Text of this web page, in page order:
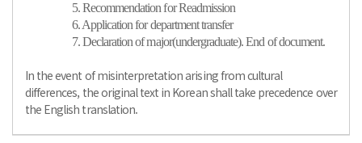
5. Recommendation for Readmission
6. Application for department transfer
7. Declaration of major(undergraduate). End of document.
In the event of misinterpretation arising from cultural
differences, the original text in Korean shall take precedence over
the English translation.